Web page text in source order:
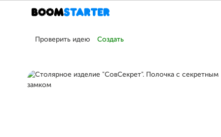
Проверить идею Создать